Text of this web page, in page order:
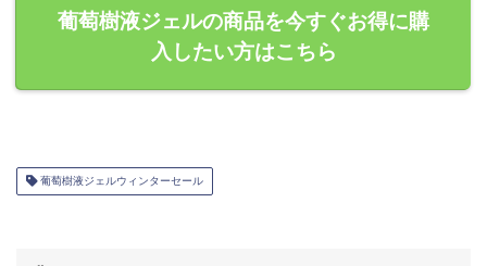
葡萄樹液ジェルの商品を今すぐお得に購
入したい方はこちら
葡萄樹液ジェルウィンターセール